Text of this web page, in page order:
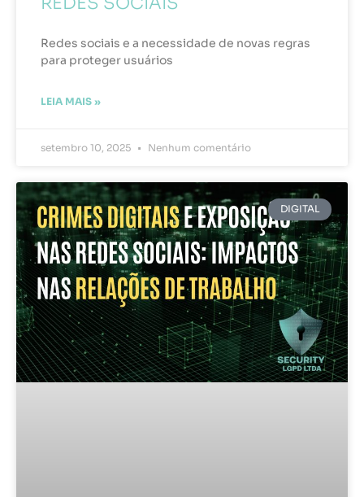
Redes sociais e a necessidade de novas regras
para proteger usuários
LEIA MAIS »
setembro 10, 2025 Nenhum comentário
DIGITAL